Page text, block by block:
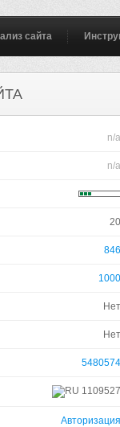
сайта
n/a
n/a
20
846
1000
Нет
Нет
5480574
1109527
Авторизация